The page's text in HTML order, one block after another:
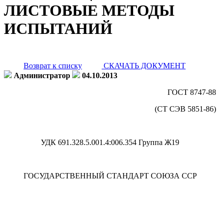
ЛИСТОВЫЕ МЕТОДЫ
ИСПЫТАНИЙ
Возврат к списку
СКАЧАТЬ ДОКУМЕНТ
Администратор
04.10.2013
ГОСТ 8747-88
(СТ СЭВ 5851-86)
УДК 691.328.5.001.4:006.354 Группа Ж19
ГОСУДАРСТВЕННЫЙ СТАНДАРТ СОЮЗА ССР